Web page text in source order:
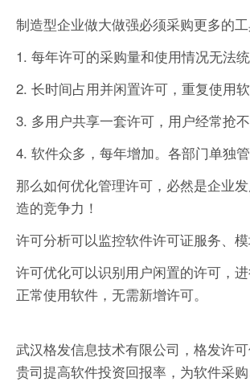
制造型企业做大做强必须采购更多的
1. 每年许可的采购量和使用情况无法
2. 长时间占用并闲置许可，重复使用
3. 多用户共享一套许可，用户经常抢
4. 软件众多，每年增加。各部门单独
那么如何优化管理许可，必然是企业
造的竞争力！
许可分析可以监控软件许可证服务、
许可优化可以识别用户闲置的许可，
正常使用软件，无需新增许可。
武汉格发信息技术有限公司，格发许
贵司提高软件投资回报率，为软件采